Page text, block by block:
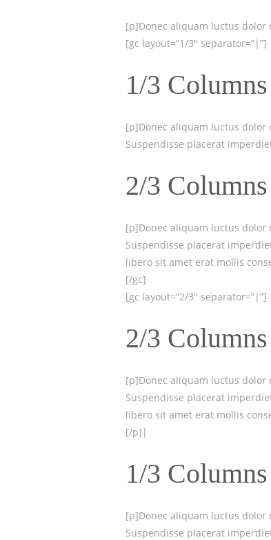
[p]Donec aliquam luctus
[gc layout=”1/3″ separator=”|”]
1/3 Columns
[p]Donec aliquam luctus
Suspendisse placerat
2/3 Columns
[p]Donec aliquam luctus
Suspendisse placerat
libero sit amet erat mollis
[/gc]
[gc layout=”2/3″ separator=”|”]
2/3 Columns
[p]Donec aliquam luctus
Suspendisse placerat
libero sit amet erat mollis
[/p]|
1/3 Columns
[p]Donec aliquam luctus
Suspendisse placerat